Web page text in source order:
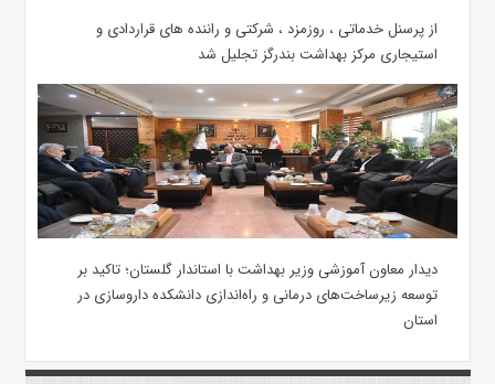
از پرسنل خدماتی ، روزمزد ، شرکتی و راننده های قراردادی و
استیجاری مرکز بهداشت بندرگز تجلیل شد
دیدار معاون آموزشی وزیر بهداشت با استاندار گلستان؛ تاکید بر
توسعه زیرساخت‌های درمانی و راه‌اندازی دانشکده داروسازی در
استان